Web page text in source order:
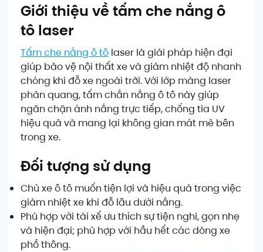
Giới thiệu về tấm che nắng ô
tô laser
Tấm che nắng ô tô laser là giải pháp hiện đại
giúp bảo vệ nội thất xe và giảm nhiệt độ nhanh
chóng khi đỗ xe ngoài trời. Với lớp màng laser
phản quang, tấm chắn nắng ô tô này giúp
ngăn chặn ánh nắng trực tiếp, chống tia UV
hiệu quả và mang lại không gian mát mẻ bên
trong xe.
Đối tượng sử dụng
Chủ xe ô tô muốn tiện lợi và hiệu quả trong việc
giảm nhiệt xe khi đỗ lâu dưới nắng.
Phù hợp với tài xế ưu thích sự tiện nghi, gọn nhẹ
và hiện đại; phù hợp với hầu hết các dòng xe
phổ thông.